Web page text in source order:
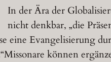
In der Ära der
nicht denkbar, „die
eine Evangelisierung
können